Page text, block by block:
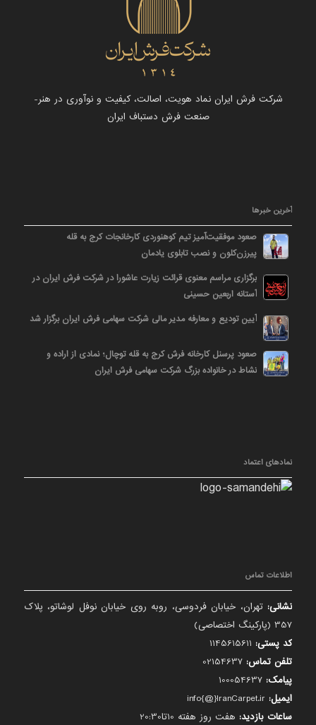
شرکت فرش ایران نماد هویت، اصالت، کیفیت و نوآوری در هنر-
صنعت فرش دستباف ایران
آخرین خبرها
صعود موفقیت‌آمیز تیم کوهنوردی کارخانجات کرج به قله
پیرزن‌کلون و نصب تابلوی یادمان
برگزاری مراسم معنوی قرائت زیارت عاشورا در شرکت فرش ایران در
آستانه اربعین حسینی
آیین تودیع و معارفه مدیر مالی شرکت سهامی فرش ایران برگزار شد
صعود پرسنل کارخانه فرش کرج به قله توچال؛ نمادی از اراده و
نشاط در خانواده بزرگ شرکت سهامی فرش ایران
نمادهای اعتماد
اطلاعات تماس
نشانی: تهران، خیابان فردوسی، روبه روی خیابان نوفل لوشاتو، پلاک
357 (پارکینگ اختصاصی)
کد پستی:
تلفن تماس:
پیامک:
ایمیل:
ساعات بازدید: هفت روز هفته 10تا20:30